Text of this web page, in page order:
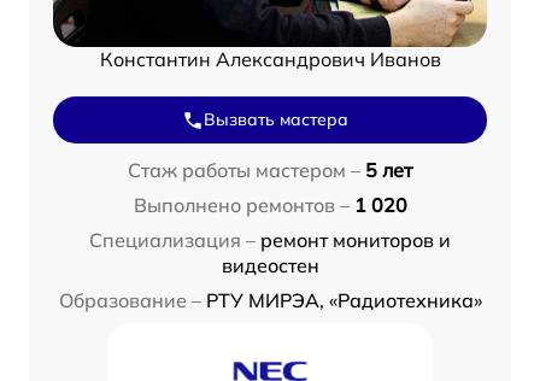
Константин Александрович Иванов
Вызвать мастера
Стаж работы мастером – 5 лет
Выполнено ремонтов – 1 020
Специализация – ремонт мониторов и
видеостен
Образование – РТУ МИРЭА, «Радиотехника»